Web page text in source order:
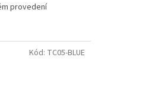
provedení
Kód: TC05-BLUE